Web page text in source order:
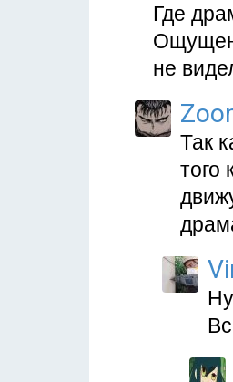
Где
не
Так
того